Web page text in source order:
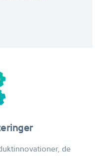
de